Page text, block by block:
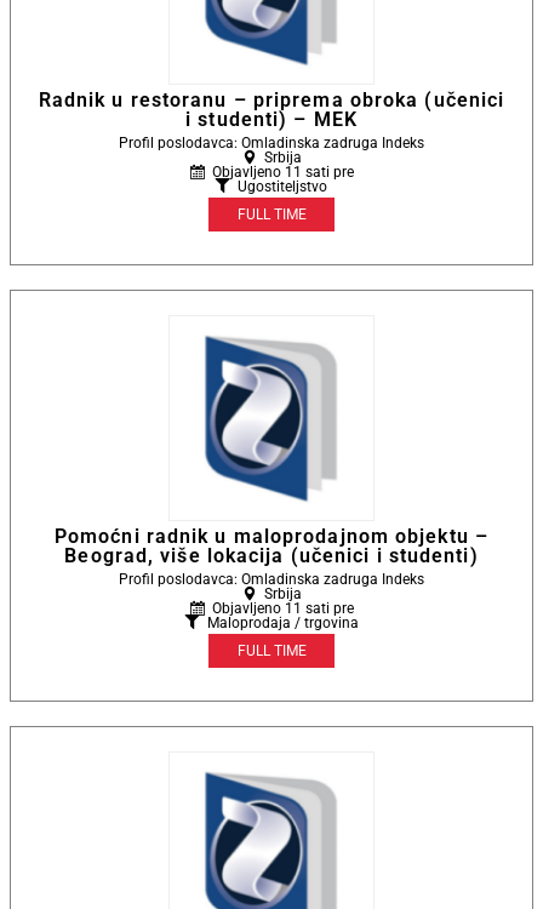
Radnik u restoranu – priprema obroka (učenici
i studenti) – MEK
Profil poslodavca: Omladinska zadruga Indeks
Srbija
Objavljeno 11 sati pre
Ugostiteljstvo
FULL TIME
Pomoćni radnik u maloprodajnom objektu –
Beograd, više lokacija (učenici i studenti)
Profil poslodavca: Omladinska zadruga Indeks
Srbija
Objavljeno 11 sati pre
Maloprodaja / trgovina
FULL TIME